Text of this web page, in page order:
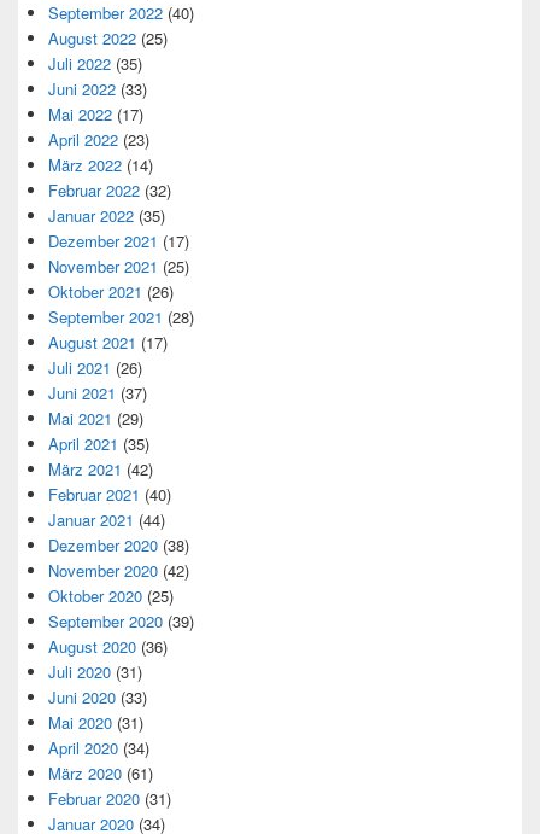
September 2022 (40)
August 2022 (25)
Juli 2022 (35)
Juni 2022 (33)
Mai 2022 (17)
April 2022 (23)
März 2022 (14)
Februar 2022 (32)
Januar 2022 (35)
Dezember 2021 (17)
November 2021 (25)
Oktober 2021 (26)
September 2021 (28)
August 2021 (17)
Juli 2021 (26)
Juni 2021 (37)
Mai 2021 (29)
April 2021 (35)
März 2021 (42)
Februar 2021 (40)
Januar 2021 (44)
Dezember 2020 (38)
November 2020 (42)
Oktober 2020 (25)
September 2020 (39)
August 2020 (36)
Juli 2020 (31)
Juni 2020 (33)
Mai 2020 (31)
April 2020 (34)
März 2020 (61)
Februar 2020 (31)
Januar 2020 (34)